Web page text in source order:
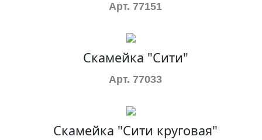
Арт. 77151
Скамейка "Сити"
Арт. 77033
Скамейка "Сити круговая"